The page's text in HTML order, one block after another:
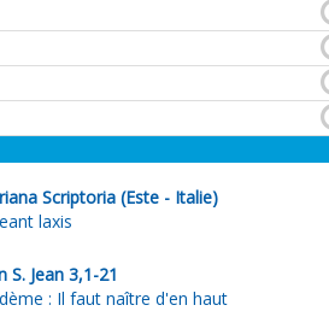
Scriptoria (Este - Italie)
laxis
S. Jean 3,1-21
: Il faut naître d'en haut